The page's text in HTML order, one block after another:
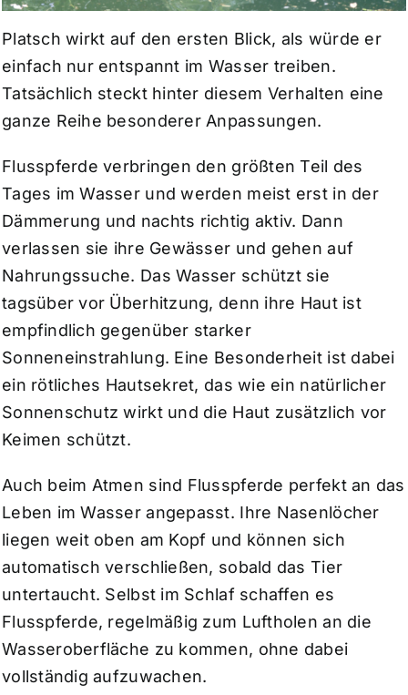
Platsch wirkt auf den ersten Blick, als würde er
einfach nur entspannt im Wasser treiben.
Tatsächlich steckt hinter diesem Verhalten eine
ganze Reihe besonderer Anpassungen.
Flusspferde verbringen den größten Teil des
Tages im Wasser und werden meist erst in der
Dämmerung und nachts richtig aktiv. Dann
verlassen sie ihre Gewässer und gehen auf
Nahrungssuche. Das Wasser schützt sie
tagsüber vor Überhitzung, denn ihre Haut ist
empfindlich gegenüber starker
Sonneneinstrahlung. Eine Besonderheit ist dabei
ein rötliches Hautsekret, das wie ein natürlicher
Sonnenschutz wirkt und die Haut zusätzlich vor
Keimen schützt.
Auch beim Atmen sind Flusspferde perfekt an das
Leben im Wasser angepasst. Ihre Nasenlöcher
liegen weit oben am Kopf und können sich
automatisch verschließen, sobald das Tier
untertaucht. Selbst im Schlaf schaffen es
Flusspferde, regelmäßig zum Luftholen an die
Wasseroberfläche zu kommen, ohne dabei
vollständig aufzuwachen.